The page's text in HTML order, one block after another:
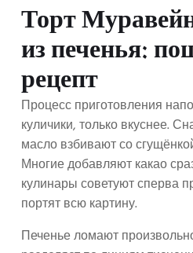
Торт
из печенья:
рецепт
Процесс приготовления
куличики, только вкуснее.
масло взбивают со
Многие добавляют какао
кулинары советуют сперва
портят всю картину.
Печенье ломают